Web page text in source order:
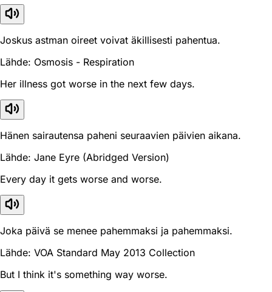
Joskus astman oireet voivat äkillisesti pahentua.
Lähde: Osmosis - Respiration
Her illness got worse in the next few days.
Hänen sairautensa paheni seuraavien päivien aikana.
Lähde: Jane Eyre (Abridged Version)
Every day it gets worse and worse.
Joka päivä se menee pahemmaksi ja pahemmaksi.
Lähde: VOA Standard May 2013 Collection
But I think it's something way worse.